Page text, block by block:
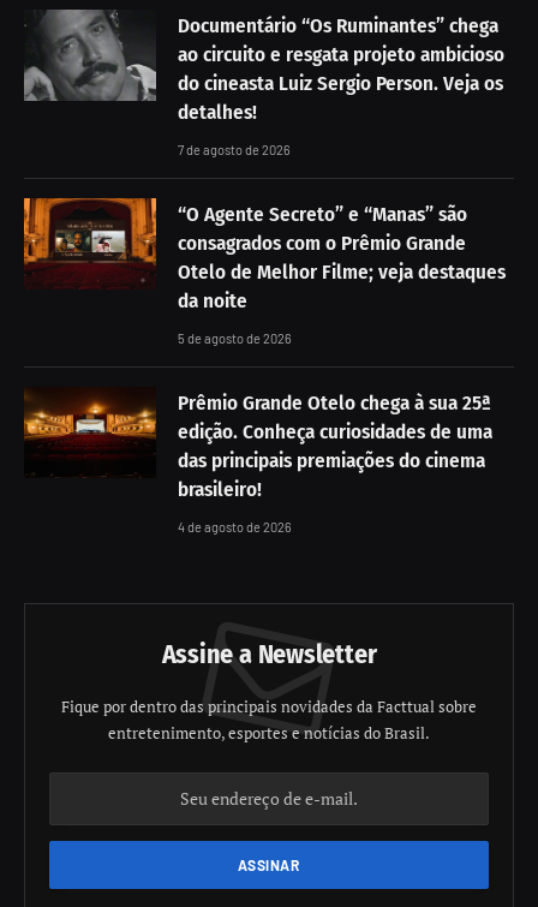
Documentário “Os Ruminantes” chega
ao circuito e resgata projeto ambicioso
do cineasta Luiz Sergio Person. Veja os
detalhes!
7 de agosto de 2026
“O Agente Secreto” e “Manas” são
consagrados com o Prêmio Grande
Otelo de Melhor Filme; veja destaques
da noite
5 de agosto de 2026
Prêmio Grande Otelo chega à sua 25ª
edição. Conheça curiosidades de uma
das principais premiações do cinema
brasileiro!
4 de agosto de 2026
Assine a Newsletter
Fique por dentro das principais novidades da Facttual sobre
entretenimento, esportes e notícias do Brasil.